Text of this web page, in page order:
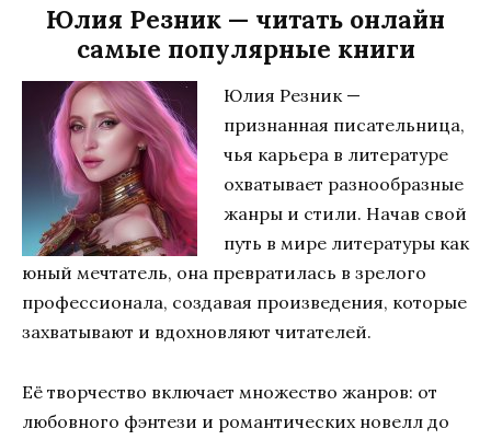
Юлия Резник — читать онлайн
самые популярные книги
Юлия Резник —
признанная писательница,
чья карьера в литературе
охватывает разнообразные
жанры и стили. Начав свой
путь в мире литературы как
юный мечтатель, она превратилась в зрелого
профессионала, создавая произведения, которые
захватывают и вдохновляют читателей.
Её творчество включает множество жанров: от
любовного фэнтези и романтических новелл до